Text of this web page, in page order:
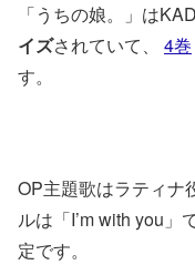
「うちの娘。」は
イズされていて、 4巻
す。
OP主題歌はラティナ
ルは「I’m with you」
定です。